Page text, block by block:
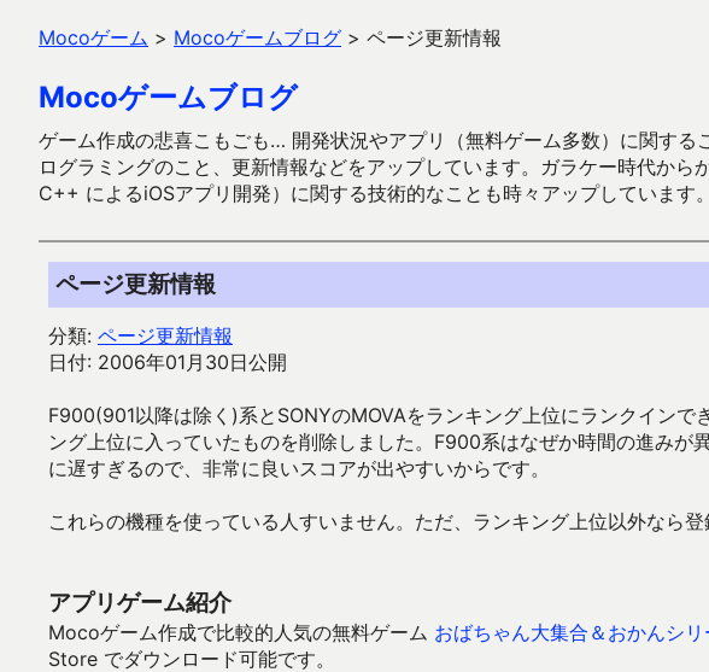
Mocoゲーム > Mocoゲームブログ > ページ更新情報
Mocoゲームブログ
ゲーム作成の悲喜こもごも… 開発状況やアプリ（無料ゲーム多数）に関す
ログラミングのこと、更新情報などをアップしています。ガラケー時代か
C++ によるiOSアプリ開発）に関する技術的なことも時々アップしています。
ページ更新情報
分類: ページ更新情報
日付: 2006年01月30日公開
F900(901以降は除く)系とSONYのMOVAをランキング上位にランクインで
ング上位に入っていたものを削除しました。F900系はなぜか時間の進みが
に遅すぎるので、非常に良いスコアが出やすいからです。
これらの機種を使っている人すいません。ただ、ランキング上位以外なら
アプリゲーム紹介
Mocoゲーム作成で比較的人気の無料ゲーム おばちゃん大集合＆おかんシリ
Store でダウンロード可能です。